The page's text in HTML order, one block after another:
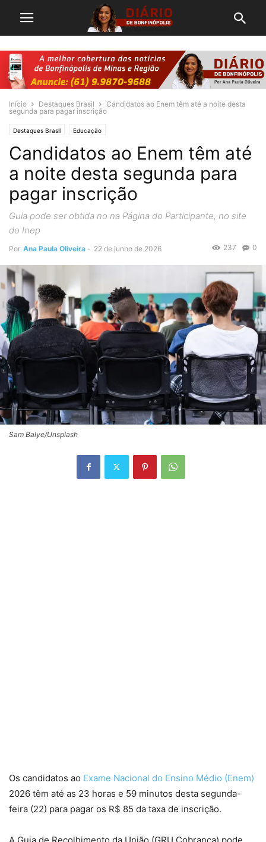
Início Destaques Brasil
Candidatos ao Enem têm até a noite desta
segunda para pagar inscrição
Destaques Brasil Educação
Candidatos ao Enem têm até
a noite desta segunda para
pagar inscrição
Guia pode ser obtida no na Página do Participante, no site
do Inep
Por Ana Paula Oliveira - 22 de junho de 2026 0
237
Sam Balye/Unsplash
Os candidatos ao Exame Nacional do Ensino Médio (Enem)
2026 têm até as 23 horas e 59 minutos desta segunda-
feira (22) para pagar os R$ 85 da taxa de inscrição.